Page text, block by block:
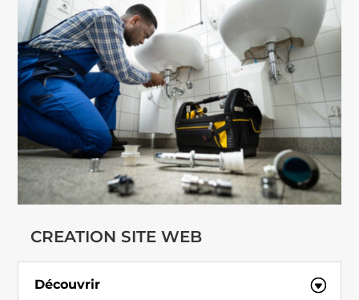
CREATION SITE WEB
Découvrir